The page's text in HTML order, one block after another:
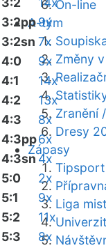
On-line
A-tým
Změny
Zranění
Dresy
Zápasy
Liga
3:2pp9x
3:2sn 7x
4:0
9x
4:1
14x
4:2
13x
4:3
8x
4:3pp6x
4:3sn4x
5:0
2x
5:1
9x
5:2
11x
5:3
8x